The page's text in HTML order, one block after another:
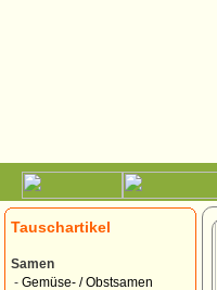
Tauschartikel
Samen
- Gemüse- / Obstsamen